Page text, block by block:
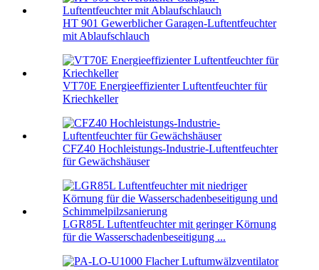
HT 901 Gewerblicher Garagen-Luftentfeuchter
mit Ablaufschlauch
VT70E Energieeffizienter Luftentfeuchter für
Kriechkeller
CFZ40 Hochleistungs-Industrie-Luftentfeuchter
für Gewächshäuser
LGR85L Luftentfeuchter mit geringer Körnung
für die Wasserschadenbeseitigung ...